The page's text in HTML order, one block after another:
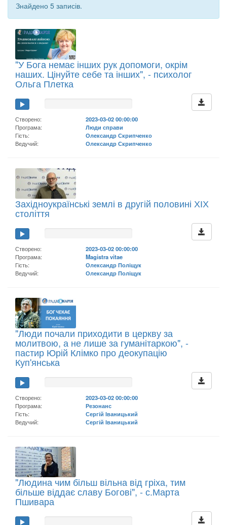
Знайдено 5 записів.
"У Бога немає інших рук допомоги, окрім
наших. Цінуйте себе та інших", - психолог
Ольга Плетка
Створено:
2023-03-02 00:00:00
Програма:
Люди справи
Гість:
Олександр Скрипченко
Ведучий:
Олександр Скрипченко
Західноукраїнські землі в другій половині ХІХ
століття
Створено:
2023-03-02 00:00:00
Програма:
Magistra vitae
Гість:
Олександр Поліщук
Ведучий:
Олександр Поліщук
"Люди почали приходити в церкву за
молитвою, а не лише за гуманітаркою", -
пастир Юрій Клімко про деокупацію
Куп'янська
Створено:
2023-03-02 00:00:00
Програма:
Резонанс
Гість:
Сергій Іваницький
Ведучий:
Сергій Іваницький
"Людина чим більш вільна від гріха, тим
більше віддає славу Богові", - с.Марта
Пшивара